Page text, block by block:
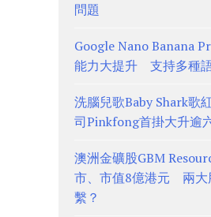
問題
Google Nano Banana
能力大提升 支持多種
洗腦兒歌Baby Shark
司Pinkfong首掛大升逾
澳洲金礦股GBM
市、市值8億港元 兩大
繫？